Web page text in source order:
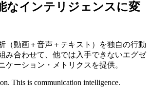
なインテリジェンスに変
（動画＋音声＋テキスト）を独自の行動
み合わせて、他では入手できないエグゼ
ケーション・メトリクスを提供。
This is communication intelligence.